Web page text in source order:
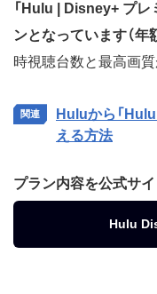
「Hulu | Disney+ プレ
ンとなっています（年
時視聴台数と最高画質
Huluから「
える方法
プラン内容を公式サ
Hulu